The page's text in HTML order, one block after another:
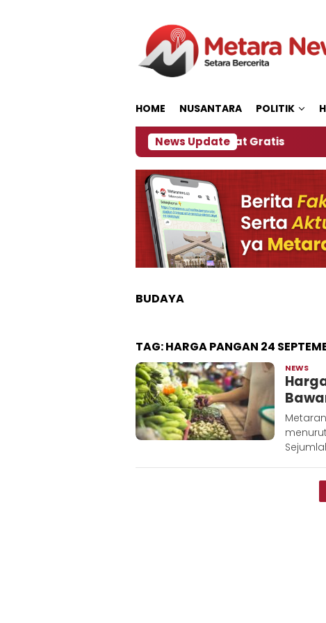
HOME NUSANTARA POLITIK
News Update
Panitia Siapkan Kopi dan Pijat Gratis Jember
BUDAYA
TAG:HARGA PANGAN 24
NEWS
D